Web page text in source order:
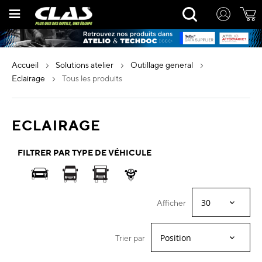
contenu
Rechercher
accueil solutions atelier
outillage general
eclairage
tous les produits
ECLAIRAGE
FILTRER PAR TYPE DE VÉHICULE
Afficher
Trier par